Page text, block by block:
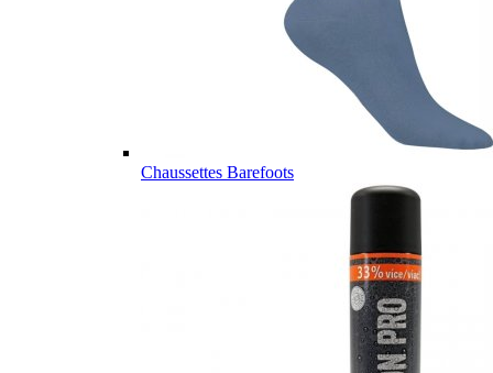
Chaussettes Barefoots